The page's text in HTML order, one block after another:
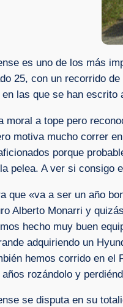
es uno de los más
25, con un recorrido
las que se han
moral a tope pero
motiva mucho correr
porque
pelea. A ver si consigo
que «va a ser un año
Alberto Monarri y
hecho muy buen
adquiriendo un
hemos corrido en el
rozándolo y
se disputa en su